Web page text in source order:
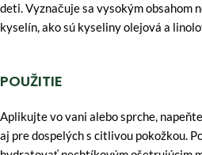
deti. Vyznačuje sa vysokým obsahom
kyselín, ako sú kyseliny olejová a
POUŽITIE
Aplikujte vo vani alebo sprche,
aj pre dospelých s citlivou pokožkou.